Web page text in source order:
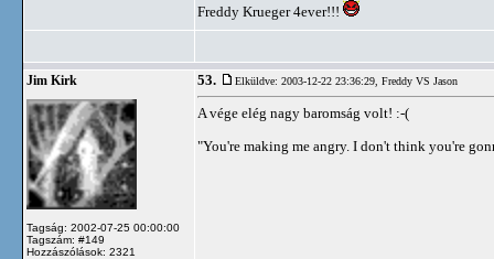
Freddy Krueger 4ever!!!
Jim Kirk
Tagság: 2002-07-25 00:00:00
Tagszám: #149
Hozzászólások: 2321
53. Elküldve: 2003-12-22 23:36:29, Freddy VS Jason
A vége elég nagy baromság volt! :-(
"You're making me angry. I don't think you're